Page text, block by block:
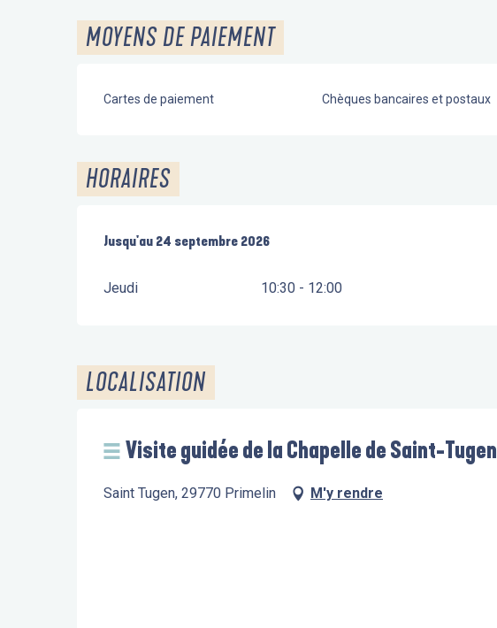
MOYENS DE PAIEMENT
Cartes de paiement Chèques bancaires et postaux
HORAIRES
Du4 juin 2026au24 septembre 2026
Jusqu'au 24 septembre 2026
Jeudi 10:30 - 12:00
LOCALISATION
Visite guidée de la Chapelle de Saint-Tugen
Saint Tugen, 29770 Primelin M'y rendre